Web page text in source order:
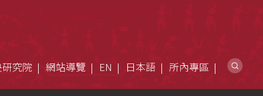
究院 網站導覽 EN 日本語 所內專區